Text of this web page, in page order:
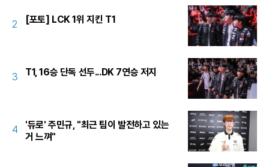
2 [포토] LCK 1위 지킨 T1
3 T1, 16승 단독 선두...DK 7연승 저지
4
'듀로' 주민규, "최근 팀이 발전하고 있는
거 느껴"